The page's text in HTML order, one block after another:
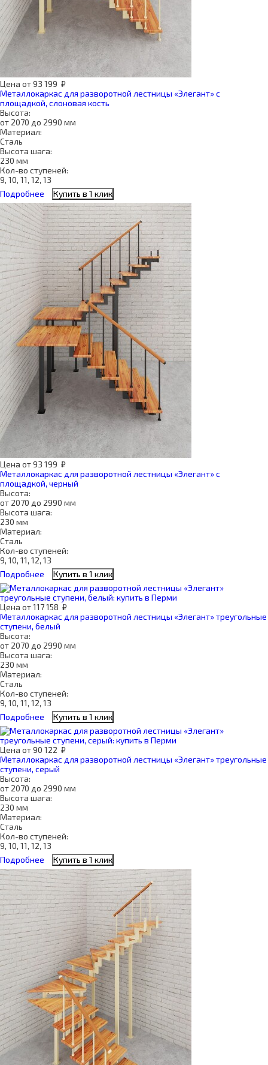
Цена от93 199 ₽
Металлокаркас для разворотной лестницы «Элегант» с
площадкой, слоновая кость
Высота:
от 2070 до 2990 мм
Материал:
Сталь
Высота шага:
230 мм
Кол-во ступеней:
9, 10, 11, 12, 13
Подробнее
Купить в 1 клик
Цена от93 199 ₽
Металлокаркас для разворотной лестницы «Элегант» с
площадкой, черный
Высота:
от 2070 до 2990 мм
Высота шага:
230 мм
Материал:
Сталь
Кол-во ступеней:
9, 10, 11, 12, 13
Подробнее
Купить в 1 клик
Цена от117 158 ₽
Металлокаркас для разворотной лестницы «Элегант» треугольные
ступени, белый
Высота:
от 2070 до 2990 мм
Высота шага:
230 мм
Материал:
Сталь
Кол-во ступеней:
9, 10, 11, 12, 13
Подробнее
Купить в 1 клик
Цена от90 122 ₽
Металлокаркас для разворотной лестницы «Элегант» треугольные
ступени, серый
Высота:
от 2070 до 2990 мм
Высота шага:
230 мм
Материал:
Сталь
Кол-во ступеней:
9, 10, 11, 12, 13
Подробнее
Купить в 1 клик